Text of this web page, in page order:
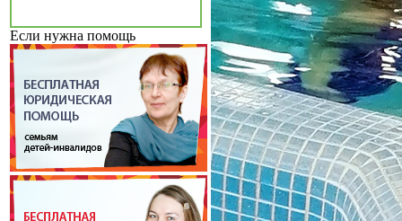
Если нужна помощь